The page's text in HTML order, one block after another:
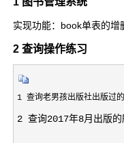
实现功能：book单表的增
2 查询操作练习
1
2 查询2017年8月出版